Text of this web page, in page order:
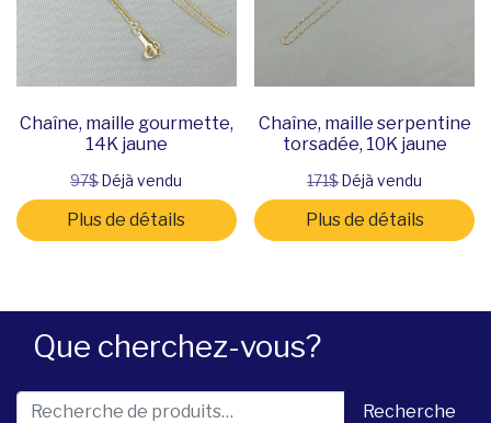
Que cherchez-vous?
Recherche pour : Recherche
Chaîne, maille gourmette,
14K jaune
97$Déjà vendu
Plus de détails
Chaîne, maille serpentine
torsadée, 10K jaune
171$Déjà vendu
Plus de détails